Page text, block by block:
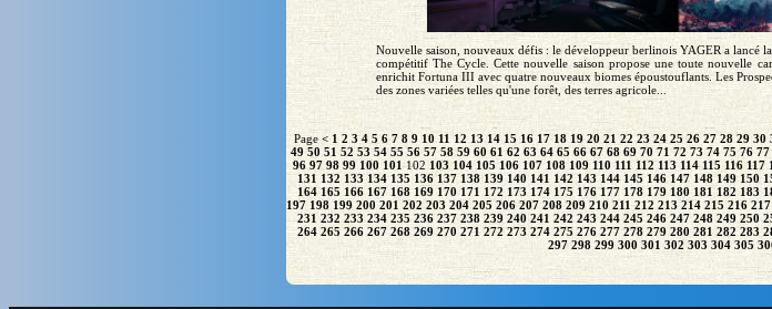
Nouvelle saison, nouveaux défis : le développeur berlinois YAGER a lancé
compétitif The Cycle. Cette nouvelle saison propose une toute nouvelle
enrichit Fortuna III avec quatre nouveaux biomes époustouflants. Les
des zones variées telles qu'une forêt, des terres agricole...
Page < 1 2 3 4 5 6 7 8 9 10 11 12 13 14 15 16 17 18 19 20 21 22 23 24 25 26 27 28 29 30
49 50 51 52 53 54 55 56 57 58 59 60 61 62 63 64 65 66 67 68 69 70 71 72 73 74 75 76 77
96 97 98 99 100 101 102 103 104 105 106 107 108 109 110 111 112 113 114 115 116 117
131 132 133 134 135 136 137 138 139 140 141 142 143 144 145 146 147 148 149 150
164 165 166 167 168 169 170 171 172 173 174 175 176 177 178 179 180 181 182 183
197 198 199 200 201 202 203 204 205 206 207 208 209 210 211 212 213 214 215 216 217
231 232 233 234 235 236 237 238 239 240 241 242 243 244 245 246 247 248 249 250
264 265 266 267 268 269 270 271 272 273 274 275 276 277 278 279 280 281 282 283
297 298 299 300 301 302 303 304 305